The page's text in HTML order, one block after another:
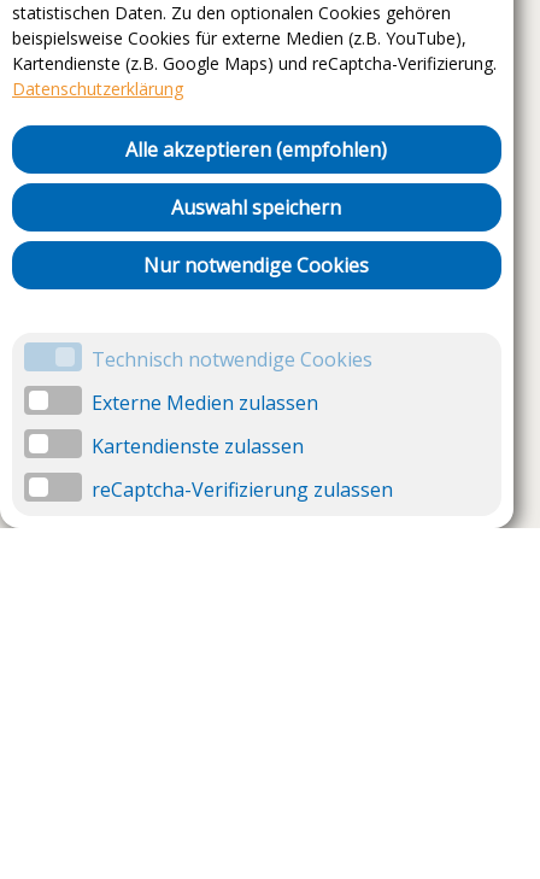
statistischen Daten. Zu den optionalen Cookies gehören
beispielsweise Cookies für externe Medien (z.B. YouTube),
Kartendienste (z.B. Google Maps) und reCaptcha-Verifizierung.
Datenschutzerklärung
Alle akzeptieren (empfohlen)
Auswahl speichern
Nur notwendige Cookies
Technisch notwendige Cookies
Externe Medien zulassen
Kartendienste zulassen
reCaptcha-Verifizierung zulassen